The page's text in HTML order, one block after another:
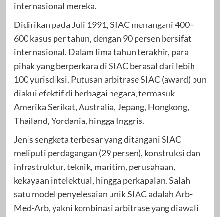
internasional mereka.
Didirikan pada Juli 1991, SIAC menangani 400–
600 kasus per tahun, dengan 90 persen bersifat
internasional. Dalam lima tahun terakhir, para
pihak yang berperkara di SIAC berasal dari lebih
100 yurisdiksi. Putusan arbitrase SIAC (award) pun
diakui efektif di berbagai negara, termasuk
Amerika Serikat, Australia, Jepang, Hongkong,
Thailand, Yordania, hingga Inggris.
Jenis sengketa terbesar yang ditangani SIAC
meliputi perdagangan (29 persen), konstruksi dan
infrastruktur, teknik, maritim, perusahaan,
kekayaan intelektual, hingga perkapalan. Salah
satu model penyelesaian unik SIAC adalah Arb-
Med-Arb, yakni kombinasi arbitrase yang diawali